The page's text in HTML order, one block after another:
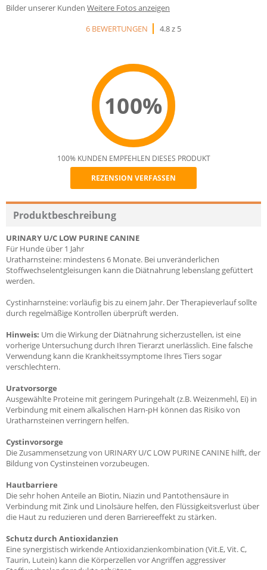
Bilder unserer Kunden Weitere Fotos anzeigen
6 BEWERTUNGEN
4.8 z 5
100%
Recommend
100% KUNDEN EMPFEHLEN DIESES PRODUKT
REZENSION VERFASSEN
Produktbeschreibung
URINARY U/C LOW PURINE CANINE
Für Hunde über 1 Jahr
Uratharnsteine: mindestens 6 Monate. Bei unveränderlichen
Stoffwechselentgleisungen kann die Diätnahrung lebenslang gefüttert
werden.
Cystinharnsteine: vorläufig bis zu einem Jahr. Der Therapieverlauf sollte
durch regelmäßige Kontrollen überprüft werden.
Hinweis: Um die Wirkung der Diätnahrung sicherzustellen, ist eine
vorherige Untersuchung durch Ihren Tierarzt unerlässlich. Eine falsche
Verwendung kann die Krankheitssymptome Ihres Tiers sogar
verschlechtern.
Uratvorsorge
Ausgewählte Proteine mit geringem Puringehalt (z.B. Weizenmehl, Ei) in
Verbindung mit einem alkalischen Harn-pH können das Risiko von
Uratharnsteinen verringern helfen.
Cystinvorsorge
Die Zusammensetzung von URINARY U/C LOW PURINE CANINE hilft, der
Bildung von Cystinsteinen vorzubeugen.
Hautbarriere
Die sehr hohen Anteile an Biotin, Niazin und Pantothensäure in
Verbindung mit Zink und Linolsäure helfen, den Flüssigkeitsverlust über
die Haut zu reduzieren und deren Barriereeffekt zu stärken.
Schutz durch Antioxidanzien
Eine synergistisch wirkende Antioxidanzienkombination (Vit.E, Vit. C,
Taurin, Lutein) kann die Körperzellen vor Angriffen aggressiver